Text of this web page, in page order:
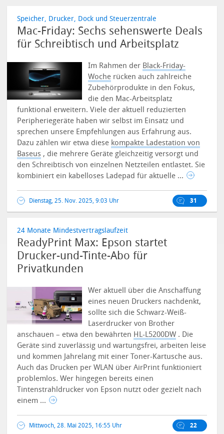
Speicher, Drucker, Dock und Steuerzentrale
Mac-Friday: Sechs sehenswerte Deals
für Schreibtisch und Arbeitsplatz
Im Rahmen der Black-Friday-
Woche rücken auch zahlreiche
Zubehörprodukte in den Fokus,
die den Mac-Arbeitsplatz
funktional erweitern. Viele der aktuell reduzierten
Peripheriegeräte haben wir selbst im Einsatz und
sprechen unsere Empfehlungen aus Erfahrung aus.
Dazu zählen wir etwa diese kompakte Ladestation von
Baseus , die mehrere Geräte gleichzeitig versorgt und
den Schreibtisch von einzelnen Netzteilen entlastet. Sie
kombiniert ein kabelloses Ladepad für aktuelle ...
Dienstag, 25. Nov. 2025, 9:03 Uhr 31
24 Monate Mindestvertragslaufzeit
ReadyPrint Max: Epson startet
Drucker-und-Tinte-Abo für
Privatkunden
Wer aktuell über die Anschaffung
eines neuen Druckers nachdenkt,
sollte sich die Schwarz-Weiß-
Laserdrucker von Brother
anschauen – etwa den bewährten HL-L5200DW . Die
Geräte sind zuverlässig und wartungsfrei, arbeiten leise
und kommen Jahrelang mit einer Toner-Kartusche aus.
Auch das Drucken per WLAN über AirPrint funktioniert
problemlos.Wer hingegen bereits einen
Tintenstrahldrucker von Epson nutzt oder gezielt nach
einem ...
Mittwoch, 28. Mai 2025, 16:55 Uhr 22